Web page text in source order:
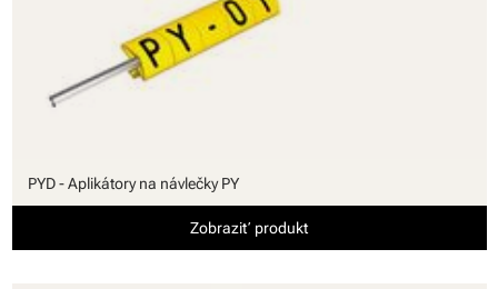
PYD - Aplikátory na návlečky PY
Zobraziť produkt